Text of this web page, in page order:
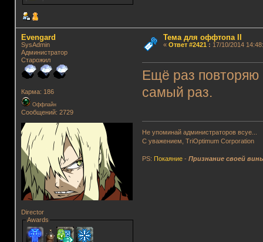
Evengard
SysAdmin
Администратор
Старожил
Карма: 186
Оффлайн
Сообщений: 2729
Director
Awards
Тема для оффтопа II
« Ответ #2421 : 17/10/2014
Ещё раз повторяю
самый раз.
Не упоминай администраторов всуе...
С уважением, TriOptimum Corporation
PS: Покаяние -Признание своей